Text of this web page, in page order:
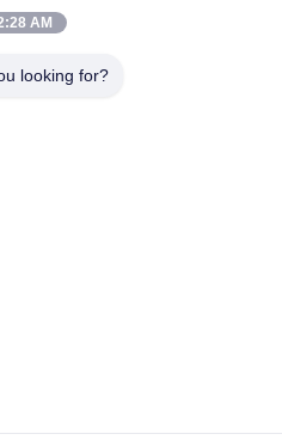
Stadt, Jiangyin-Stadt,
AM
looking for?